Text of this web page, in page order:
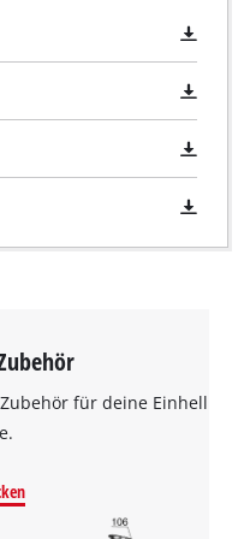
laden zu können!
permitted to load due
für deine Einhell